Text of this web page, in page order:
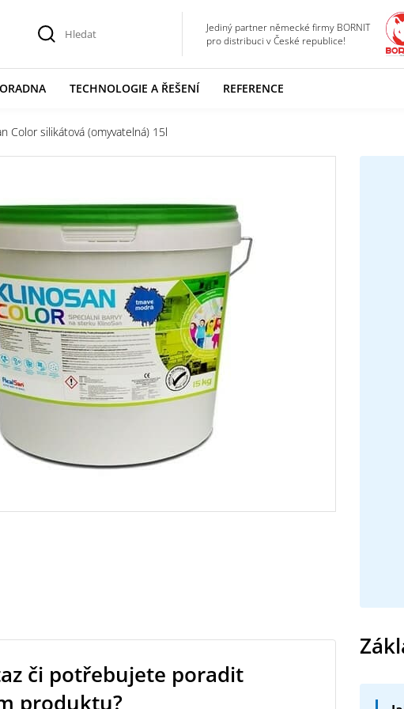
Jediný partner německé firmy BORNIT
pro distribuci v České republice!
TECHNOLOGIE A ŘEŠENÍ REFERENCE
Color silikátová (omyvatelná) 15l
či potřebujete poradit
produktu?